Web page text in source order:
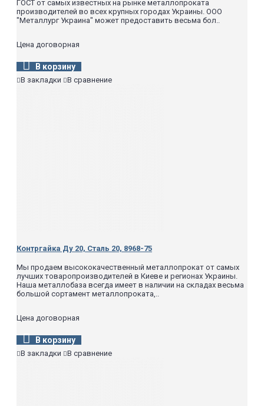
ГОСТ от самых известных на рынке металлопроката
производителей во всех крупных городах Украины. ООО
"Металлург Украина" может предоставить весьма бол..
Цена договорная
В корзину
В закладки В сравнение
Контргайка Ду 20, Сталь 20, 8968-75
Мы продаем высококачественный металлопрокат от самых
лучших товаропроизводителей в Киеве и регионах Украины.
Наша металлобаза всегда имеет в наличии на складах весьма
большой сортамент металлопроката,..
Цена договорная
В корзину
В закладки В сравнение